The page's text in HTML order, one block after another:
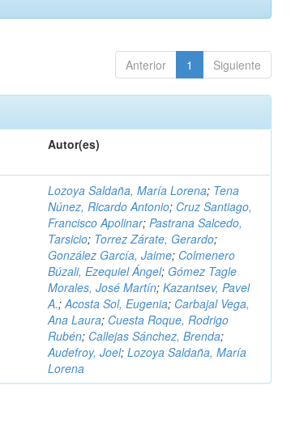
Anterior 1 Siguiente
Autor(es)
Lozoya Saldaña, María Lorena; Tena
Núnez, Ricardo Antonio; Cruz Santiago,
Francisco Apolinar;Pastrana Salcedo,
Tarsicio; Torrez Zárate, Gerardo;
González García, Jaime; Colmenero
Búzali, Ezequiel Ángel; Gómez Tagle
Morales, José Martín;Kazantsev, Pavel
A.;Acosta Sol, Eugenia; Carbajal Vega,
Ana Laura; Cuesta Roque, Rodrigo
Rubén; Callejas Sánchez, Brenda;
Audefroy, Joel;Lozoya Saldaña, María
Lorena